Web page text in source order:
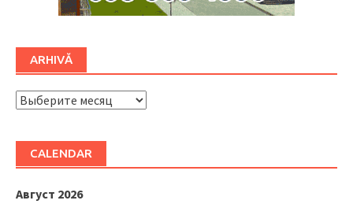
ARHIVĂ
ARHIVĂ
CALENDAR
Август 2026